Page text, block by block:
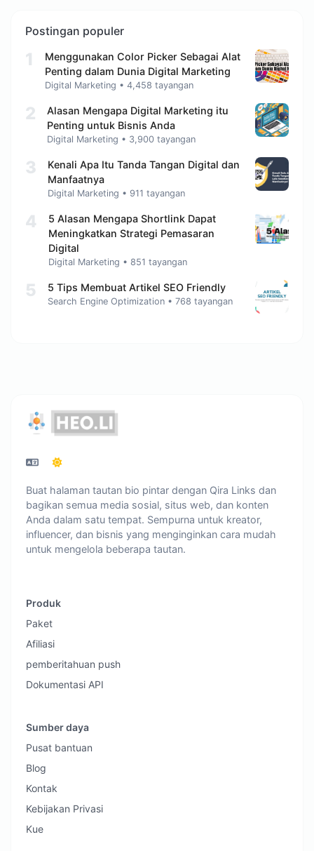
Postingan populer
1
Menggunakan Color Picker Sebagai Alat
Penting dalam Dunia Digital Marketing
Digital Marketing • 4,458 tayangan
2
Alasan Mengapa Digital Marketing itu
Penting untuk Bisnis Anda
Digital Marketing • 3,900 tayangan
3
Kenali Apa Itu Tanda Tangan Digital dan
Manfaatnya
Digital Marketing • 911 tayangan
4
5 Alasan Mengapa Shortlink Dapat
Meningkatkan Strategi Pemasaran
Digital
Digital Marketing • 851 tayangan
5 5 Tips Mеmbuаt Artikel SEO Friendly
Search Engine Optimization • 768 tayangan
Buat halaman tautan bio pintar dengan Qira Links dan
bagikan semua media sosial, situs web, dan konten
Anda dalam satu tempat. Sempurna untuk kreator,
influencer, dan bisnis yang menginginkan cara mudah
untuk mengelola beberapa tautan.
Produk
Paket
Afiliasi
pemberitahuan push
Dokumentasi API
Sumber daya
Pusat bantuan
Blog
Kontak
Kebijakan Privasi
Kue